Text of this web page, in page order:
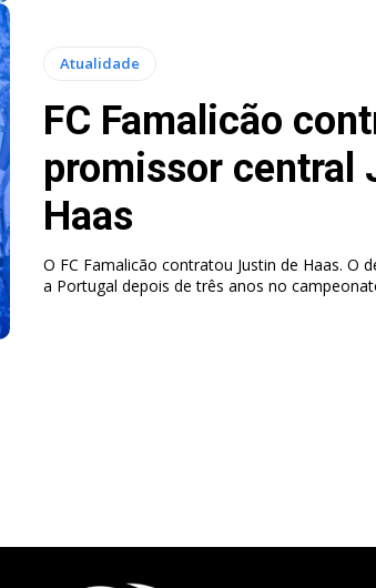
Atualidade
FC Famalicão
promissor central
Haas
O FC Famalicão contratou Justin de Haas. O